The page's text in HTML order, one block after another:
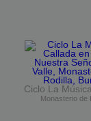
Ciclo La
Monasterio de